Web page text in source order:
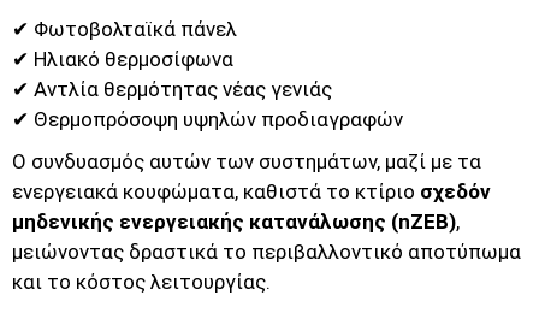
✔ Φωτοβολταϊκά πάνελ
✔ Ηλιακό θερμοσίφωνα
✔ Αντλία θερμότητας νέας γενιάς
✔ Θερμοπρόσοψη υψηλών προδιαγραφών
Ο συνδυασμός αυτών των συστημάτων, μαζί με τα
ενεργειακά κουφώματα, καθιστά το κτίριο σχεδόν
μηδενικής ενεργειακής κατανάλωσης (nZEB),
μειώνοντας δραστικά το περιβαλλοντικό αποτύπωμα
και το κόστος λειτουργίας.